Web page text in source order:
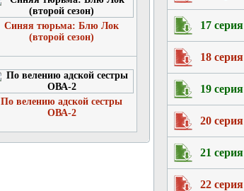
Синяя тюрьма: Блю Лок
(второй сезон)
По велению адской сестры
ОВА-2
17 серия
18 серия
19 серия
20 серия
21 серия
22 серия